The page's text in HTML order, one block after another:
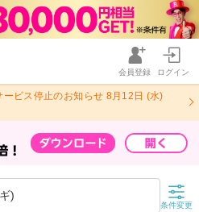
会員登録 ログイン
ビス停止のお知らせ 8月12日 (水)
)
条件変更